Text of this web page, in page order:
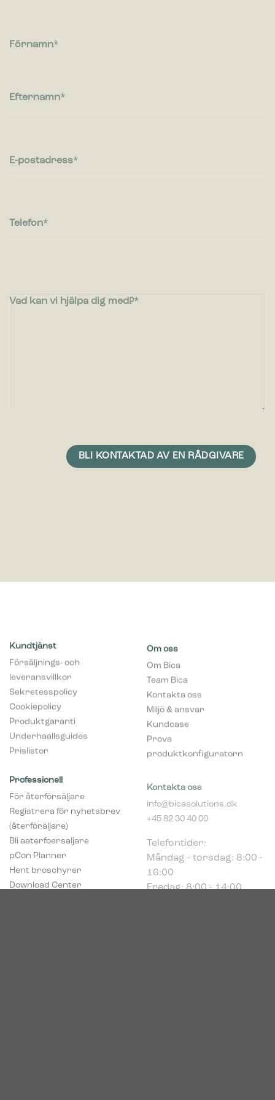
relevanta och engagerande för enskilda användare, och
Förnamn
Efternamn
E-postadress
Telefon
Vad kan vi hjälpa dig med?
Kundtjänst
Försäljnings- och
leveransvillkor
Sekretesspolicy
Cookiepolicy
Produktgaranti
Underhaallsguides
Prislistor
Om oss
Om Bica
Team Bica
Kontakta oss
Miljö & ansvar
Kundcase
Prova
produktkonfiguratorn
Professionell
För återförsäljare
Registrera för nyhetsbrev
(återföräljare)
Bli aaterfoersaljare
pCon Planner
Hent broschyrer
Download Center
+45 82 30 40 00
Måndag - torsdag: 8:00 -
16:00
Fredag: 8:00 - 14:00